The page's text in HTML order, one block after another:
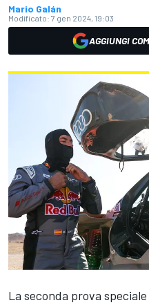
Mario Galán
Modificato: 7 gen 2024, 19:03
AGGIUNGI
La seconda prova